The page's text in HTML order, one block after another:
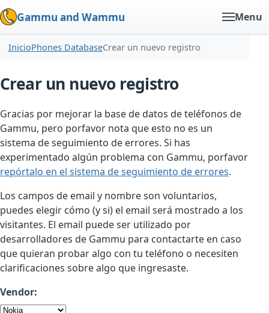
Gammu and Wammu Menu
InicioPhones DatabaseCrear un nuevo registro
Crear un nuevo registro
Gracias por mejorar la base de datos de teléfonos de
Gammu, pero porfavor nota que esto no es un
sistema de seguimiento de errores. Si has
experimentado algún problema con Gammu, porfavor
repórtalo en el sistema de seguimiento de errores.
Los campos de email y nombre son voluntarios,
puedes elegir cómo (y si) el email será mostrado a los
visitantes. El email puede ser utilizado por
desarrolladores de Gammu para contactarte en caso
que quieran probar algo con tu teléfono o necesiten
clarificaciones sobre algo que ingresaste.
Vendor: